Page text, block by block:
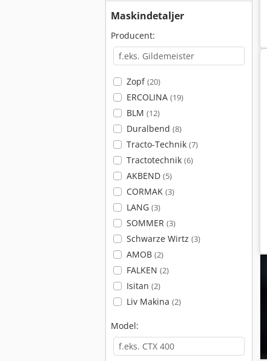
Maskindetaljer
Producent:
Zopf(20)
ERCOLINA (19)
BLM (12)
Duralbend (8)
Tracto-Technik (7)
Tractotechnik (6)
AKBEND (5)
CORMAK (3)
LANG (3)
SOMMER (3)
Schwarze Wirtz (3)
AMOB (2)
FALKEN (2)
Isitan (2)
Liv Makina (2)
Model: